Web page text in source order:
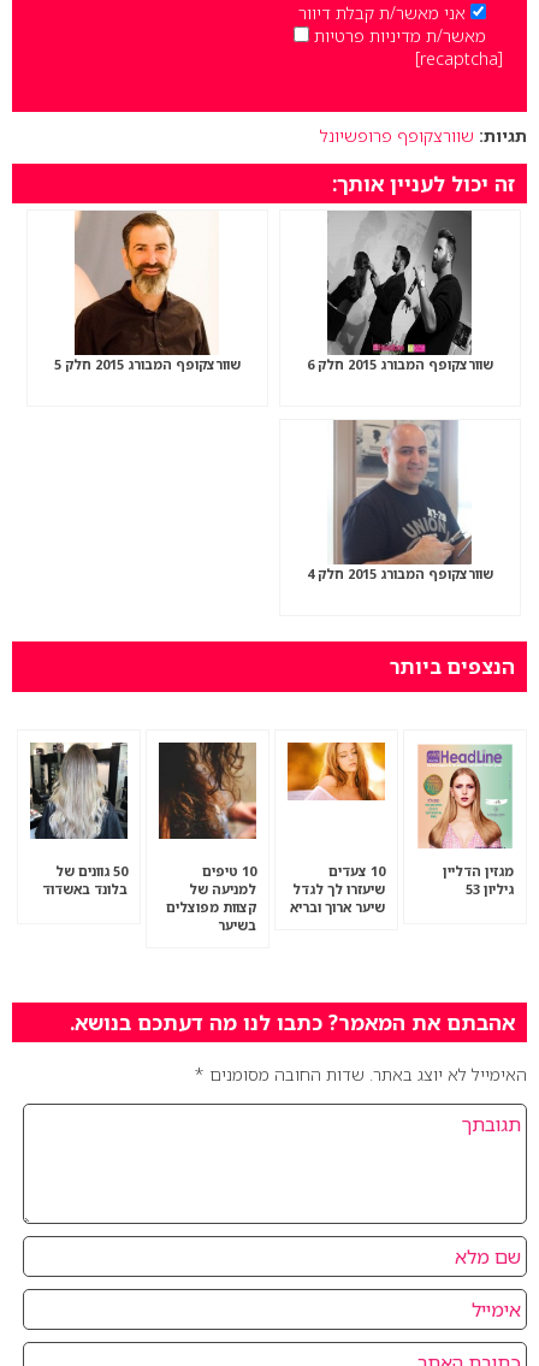
אני מאשר/ת קבלת דיוור
מאשר/ת מדיניות פרטיות
[recaptcha]
תגיות: שוורצקופף פרופשיונל
זה יכול לעניין אותך:
שוורצקופף המבורג 2015 חלק 6 שוורצקופף המבורג 2015 חלק 5
שוורצקופף המבורג 2015 חלק 4
הנצפים ביותר
מגזין הדליין
גיליון 53
10 צעדים
שיעזרו לך לגדל
שיער ארוך ובריא
10 טיפים
למניעה של
קצוות מפוצלים
בשיער
50 גוונים של
בלונד באשדוד
אהבתם את המאמר? כתבו לנו מה דעתכם בנושא.
האימייל לא יוצג באתר. שדות החובה מסומנים *